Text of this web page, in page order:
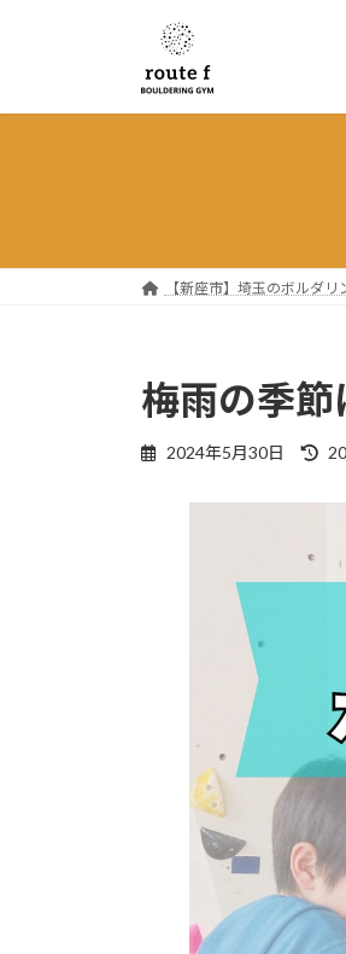
プ
動
【新座市】埼玉のボルダ
梅雨の季
2024年5月30日
最
時